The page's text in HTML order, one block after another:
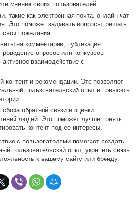
мнение своих пользователей.
такие как электронная почта, онлайн-чат
Это поможет задавать вопросы, решать
пожелания.
на комментарии, публикация
опросов или конкурсов
взаимодействие с
контент и рекомендации. Это позволяет
пользовательский опыт и повысить
обратной связи и оценки
людей. Это поможет лучше понять
контент под ее интересы.
с пользователями помогает создать
пользовательский опыт, укрепить связь
к вашему сайту или бренду.